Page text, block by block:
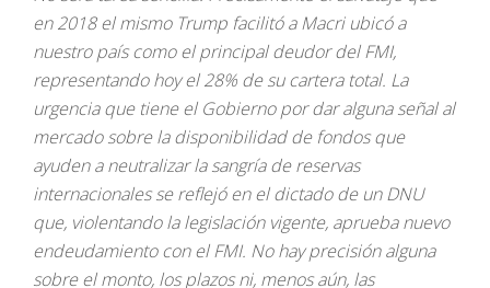
en 2018 el mismo Trump facilitó a Macri ubicó a
nuestro país como el principal deudor del FMI,
representando hoy el 28% de su cartera total. La
urgencia que tiene el Gobierno por dar alguna señal al
mercado sobre la disponibilidad de fondos que
ayuden a neutralizar la sangría de reservas
internacionales se reflejó en el dictado de un DNU
que, violentando la legislación vigente, aprueba nuevo
endeudamiento con el FMI. No hay precisión alguna
sobre el monto, los plazos ni, menos aún, las